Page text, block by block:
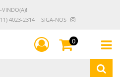
VINDO(A)!
4023-2314 SIGA-NOS
0